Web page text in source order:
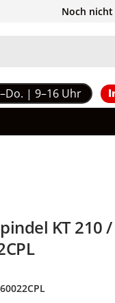
Noch nicht
| 9–16 Uhr
KT 210 /